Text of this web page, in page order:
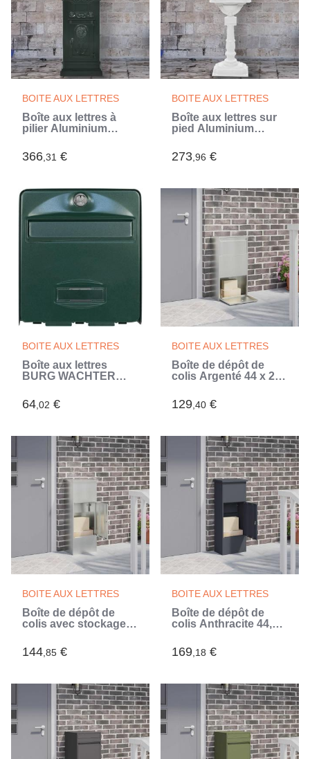
BOITE AUX LETTRES
Boîte aux lettres à
pilier Aluminium
Vert (Vert)
366,31 €
BOITE AUX LETTRES
Boîte aux lettres sur
pied Aluminium
Blanc (Blanc)
273,96 €
BOITE AUX LETTRES
Boîte aux lettres
BURG WACHTER
Porte - Murale - Acier
galvanisé - Ouverture
64,02 €
BOITE AUX LETTRES
Boîte de dépôt de
colis Argenté 44 x 22
galvanisé
129,40 €
BOITE AUX LETTRES
Boîte de dépôt de
colis avec stockage
cm (Noir)
144,85 €
BOITE AUX LETTRES
Boîte de dépôt de
colis Anthracite 44,5 x
(Gris)
169,18 €